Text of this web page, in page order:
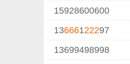
15928600600
13666122297
13699498998